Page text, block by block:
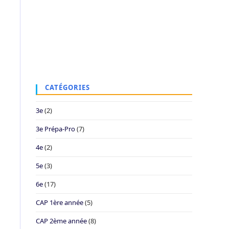
CATÉGORIES
3e(2)
3e Prépa-Pro(7)
4e(2)
5e(3)
6e(17)
CAP 1ère année(5)
CAP 2ème année(8)